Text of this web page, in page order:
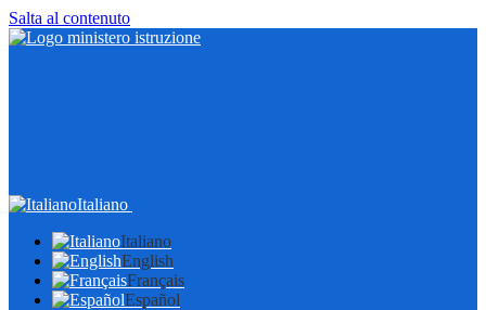
Salta al contenuto
Italiano
Italiano
English
Français
Español